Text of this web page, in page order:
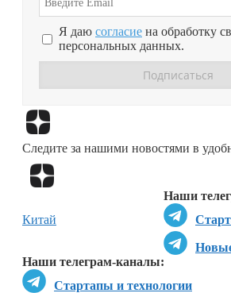
Я даю согласие на обработку
персональных данных.
Следите за нашими новостями в
Наши
Наши телеграм-каналы:
Стартапы и технологии
Китай